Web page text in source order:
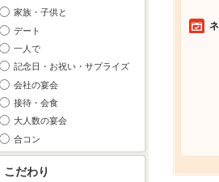
家族・子供と
デート
一人で
記念日・お祝い・サプライズ
会社の宴会
接待・会食
大人数の宴会
合コン
こだわり